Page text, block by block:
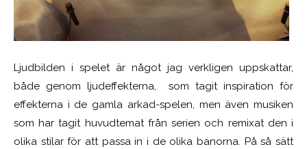
Ljudbilden i spelet är något jag verkligen uppskattar,
både genom ljudeffekterna, som tagit inspiration för
effekterna i de gamla arkad-spelen, men även musiken
som har tagit huvudtemat från serien och remixat den i
olika stilar för att passa in i de olika banorna. På så sätt